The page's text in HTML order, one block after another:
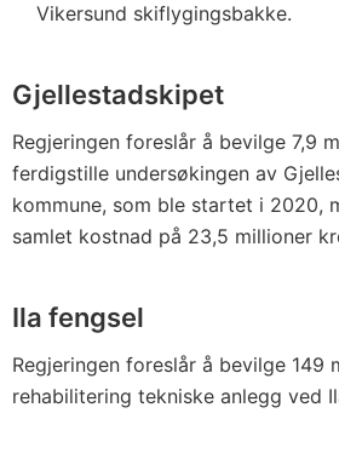
Vikersund skiflygingsbakke.
Gjellestadskipet
Regjeringen foreslår å bevilge 7,9
ferdigstille undersøkingen av
kommune, som ble startet i 2020,
samlet kostnad på 23,5 millioner
Ila fengsel
Regjeringen foreslår å bevilge 149
rehabilitering tekniske anlegg ved